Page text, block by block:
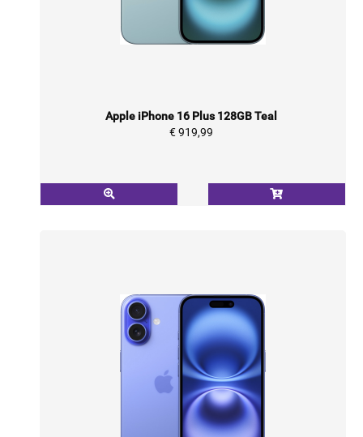
Apple iPhone 16 Plus 128GB Teal
€ 919,99